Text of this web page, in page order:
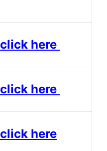
click here
click here
click here